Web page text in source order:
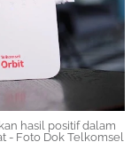
hasil positif dalam
- Foto Dok Telkomsel